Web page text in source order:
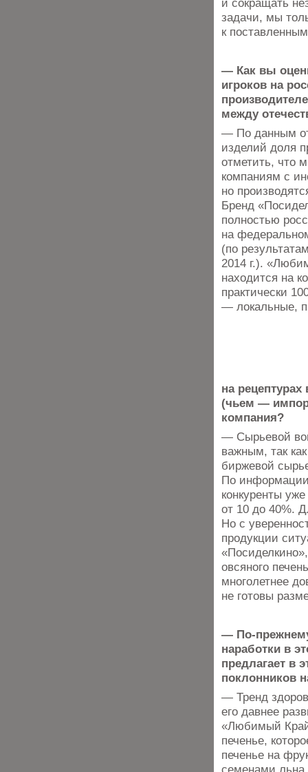
и сокращать
задачи, мы
к
— Как вы
игроков на
между
— По данным
изделий доля
отметить, что
компаниям с
но
Бренд
полностью
на
(по
2014 г.).
находится на
практически
— локальные,
на
(чьем —
компания?
— Сырьевой
важным, так
биржевой
По информации
конкуренты
от 10 до 40%.
Но с
продукции
овсяного
многолетнее
не готовы
— По-прежнему
наработки в
предлагает в
поклонников
— Тренд
его давнее
«Любимый
печенье,
печенье на
семенами льна